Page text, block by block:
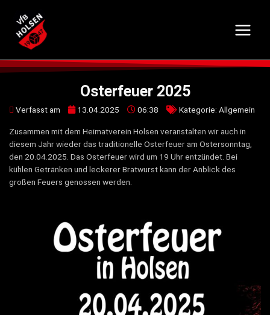
Osterfeuer 2025
Verfasst am 13.04.2025 06:38 Kategorie: Allgemein
Zusammen mit dem Heimatverein Holsen veranstalten wir auch in
diesem Jahr wieder das traditionelle Osterfeuer am Ostersonntag,
den 20.04.2025. Das Osterfeuer wird um 19 Uhr entzündet. Bei
kühlen Getränken und leckerer Bratwurst kann der Anblick des
großen Feuers genossen werden.